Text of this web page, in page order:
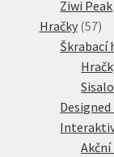
Ziwi Peak
Hračky 5757
Škrabací
Akční